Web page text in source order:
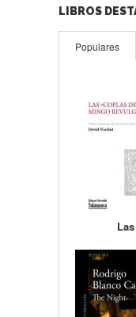
LIBROS
Populares